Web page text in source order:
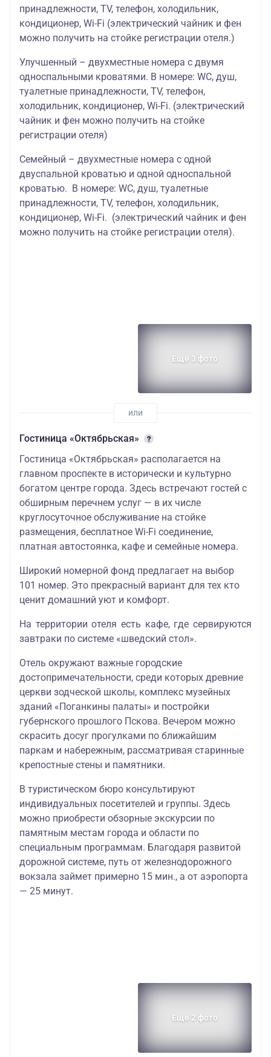
принадлежности, TV, телефон, холодильник,
кондиционер, Wi-Fi (электрический чайник и фен
можно получить на стойке регистрации отеля.)
Улучшенный – двухместные номера с двумя
односпальными кроватями. В номере: WC, душ,
туалетные принадлежности, TV, телефон,
холодильник, кондиционер, Wi-Fi. (электрический
чайник и фен можно получить на стойке
регистрации отеля)
Семейный – двухместные номера с одной
двуспальной кроватью и одной односпальной
кроватью. В номере: WC, душ, туалетные
принадлежности, TV, телефон, холодильник,
кондиционер, Wi-Fi. (электрический чайник и фен
можно получить на стойке регистрации отеля).
Еще 3 фото
Гостиница «Октябрьская»
Гостиница «Октябрьская» располагается на
главном проспекте в исторически и культурно
богатом центре города. Здесь встречают гостей с
обширным перечнем услуг — в их числе
круглосуточное обслуживание на стойке
размещения, бесплатное Wi-Fi соединение,
платная автостоянка, кафе и семейные номера.
Широкий номерной фонд предлагает на выбор
101 номер. Это прекрасный вариант для тех кто
ценит домашний уют и комфорт.
На территории отеля есть кафе, где сервируются
завтраки по системе «шведский стол».
Отель окружают важные городские
достопримечательности, среди которых древние
церкви зодческой школы, комплекс музейных
зданий «Поганкины палаты» и постройки
губернского прошлого Пскова. Вечером можно
скрасить досуг прогулками по ближайшим
паркам и набережным, рассматривая старинные
крепостные стены и памятники.
В туристическом бюро консультируют
индивидуальных посетителей и группы. Здесь
можно приобрести обзорные экскурсии по
памятным местам города и области по
специальным программам. Благодаря развитой
дорожной системе, путь от железнодорожного
вокзала займет примерно 15 мин., а от аэропорта
— 25 минут.
Еще 2 фото